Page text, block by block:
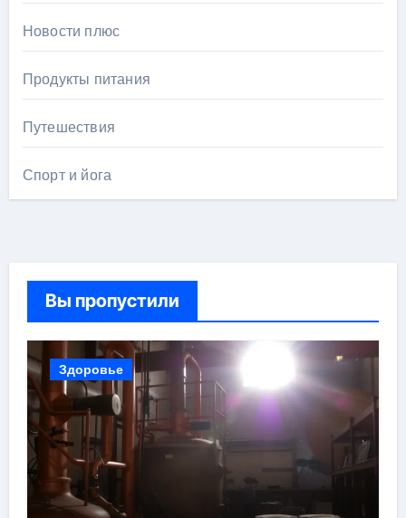
Новости плюс
Продукты питания
Путешествия
Спорт и йога
Вы пропустили
Здоровье